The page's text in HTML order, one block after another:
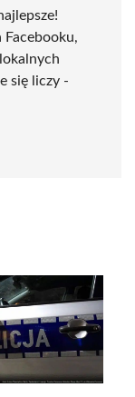
Facebooku,
się liczy -